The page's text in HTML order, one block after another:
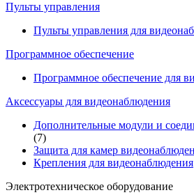
Пульты управления
Пульты управления для
Программное обеспечение
Программное обеспечение для
Аксессуары для видеонаблюдения
Дополнительные модули и
(7)
Защита для камер
Крепления для видеонаблюдения
Электротехническое оборудование